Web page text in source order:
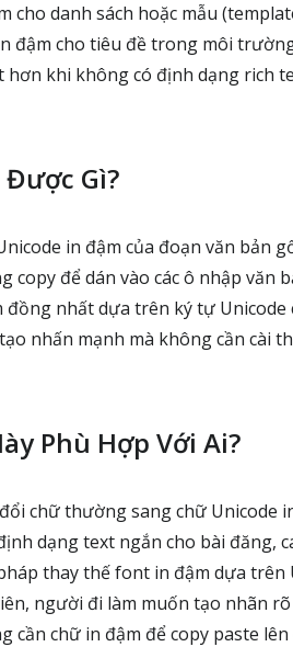
cho danh sách hoặc mẫu
đậm cho tiêu đề trong môi
hơn khi không có định dạng rich
Gì?
in đậm của đoạn văn bản
copy để dán vào các ô nhập văn
đồng nhất dựa trên ký tự Unicode
nhấn mạnh mà không cần cài
Phù Hợp Với Ai?
chữ thường sang chữ Unicode
dạng text ngắn cho bài đăng,
thay thế font in đậm dựa trên
người đi làm muốn tạo nhãn
cần chữ in đậm để copy paste